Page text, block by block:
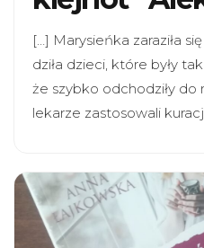
[…] Mary­sień­ka zara­ziła
dzi­ła dzie­ci, które były
że szyb­ko odcho­dziły do
leka­rze zasto­so­wali